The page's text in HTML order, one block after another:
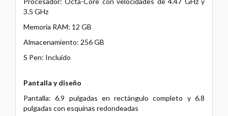
3.5 GHz
Memoria RAM: 12 GB
Almacenamiento: 256 GB
S Pen: Incluido
Pantalla y diseño
Pantalla: 6.9 pulgadas en rectángulo completo y 6.8
pulgadas con esquinas redondeadas